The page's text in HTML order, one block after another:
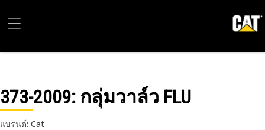
373-2009: กลุ่มวาล์ว FLU
แบรนด์: Cat